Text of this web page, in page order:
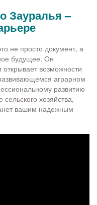
Зауралья –
не просто документ, а
будущее. Он
возможности
аграрном
развитию
сельского хозяйства,
вашим надежным